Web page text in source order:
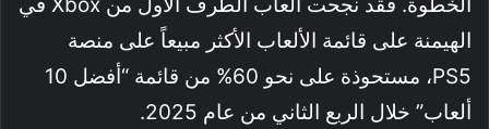
الهيمنة على قائمة الألعاب الأكثر مبيعاً على منصة
PS5، مستحوذة على نحو 60% من قائمة “أفضل 10
ألعاب” خلال الربع الثاني من عام 2025.